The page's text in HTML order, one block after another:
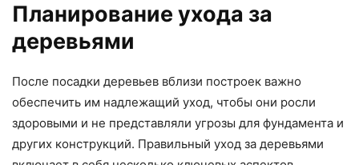
Планирование ухода за
деревьями
После посадки деревьев вблизи построек важно
обеспечить им надлежащий уход, чтобы они росли
здоровыми и не представляли угрозы для фундамента и
других конструкций. Правильный уход за деревьями